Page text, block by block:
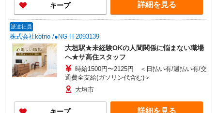
キープ 詳細を見る
派遣社員
株式会社kotrio /●NG-H-2093139
大垣駅★未経験OKの人間関係に悩まない職場
へ★サ高住スタッフ
時給1500円〜2125円 ＜日払い有/週払い有/交
通費全支給(ガソリン代含む)＞
大垣市
詳細を見る